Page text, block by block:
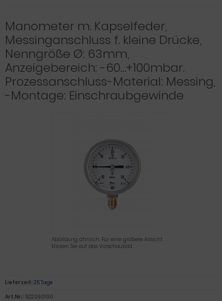
Manometer m. Kapselfeder,
Messinganschluss f. kleine Drücke,
Nenngröße Ø: 63mm,
Anzeigebereich: -60…+100mbar.
Prozessanschluss-Material: Messing,
-Montage: Einschraubgewinde
Abbildung ähnlich. Für eine größere Ansicht
klicken Sie auf das Vorschaubild
Lieferzeit: 25 Tage
Art.Nr.: 522060100